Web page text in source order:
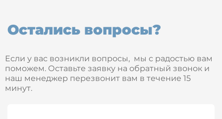
Остались вопросы?
Если у вас возникли вопросы, мы с радостью вам
поможем. Оставьте заявку на обратный звонок и
наш менеджер перезвонит вам в течение 15
минут.